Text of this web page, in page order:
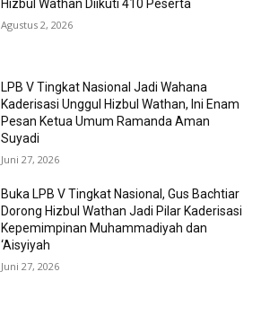
Hizbul Wathan Diikuti 410 Peserta
Agustus 2, 2026
LPB V Tingkat Nasional Jadi Wahana
Kaderisasi Unggul Hizbul Wathan, Ini Enam
Pesan Ketua Umum Ramanda Aman
Suyadi
Juni 27, 2026
Buka LPB V Tingkat Nasional, Gus Bachtiar
Dorong Hizbul Wathan Jadi Pilar Kaderisasi
Kepemimpinan Muhammadiyah dan
‘Aisyiyah
Juni 27, 2026